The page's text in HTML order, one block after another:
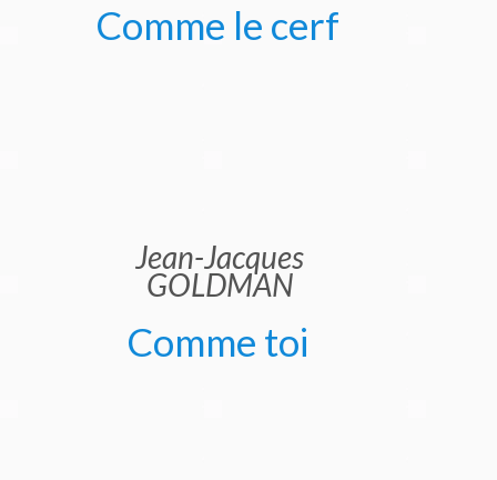
Comme le cerf
Jean-Jacques
GOLDMAN
Comme toi